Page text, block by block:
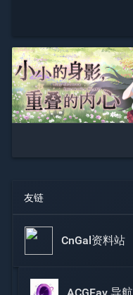
友链
CnGal资料站